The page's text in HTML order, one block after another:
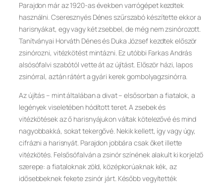
Parajdon már az 1920-as években varrógépet kezdtek
használni. Cseresznyés Dénes szűrszabó készítette ekkor a
harisnyákat, egy vagy két zsebbel, de még nem zsinórozott.
Tanítványai Horváth Dénes és Duka József kezdtek először
zsinórozni, vitézkötést mintázni. Ez utóbbi Farkas András
alsósófalvi szabótól vette át az újítást. Először házi, lapos
zsinórral, aztán rátért a gyári kerek gombolyagzsinórra.
Az újítás – mint általában a divat – elsősorban a fiatalok, a
legények viseletében hódított teret. A zsebek és
vitézkötések az ő harisnyájukon váltak kötelezővé és mind
nagyobbakká, sokat tekergővé. Nekik kellett, így vagy úgy,
cifrázni a harisnyát. Parajdon jobbára csak őket illette
vitézkötés. Felsősófalván a zsinór színének alakult ki korjelző
szerepe: a fiataloknak zöld, középkorúaknak kék, az
idősebbeknek fekete zsinór járt. Később vegyítették